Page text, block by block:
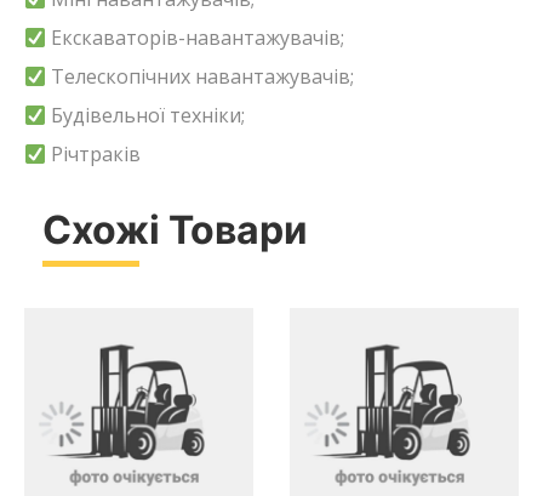
Екскаваторів-навантажувачів;
Телескопічних навантажувачів;
Будівельної техніки;
Річтраків
Схожі Товари